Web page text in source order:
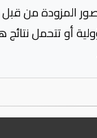
المزودة من
أو تتحمل